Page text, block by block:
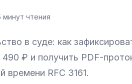
минут чтения
в суде: как
₽ и получить PDF-
времени RFC 3161.